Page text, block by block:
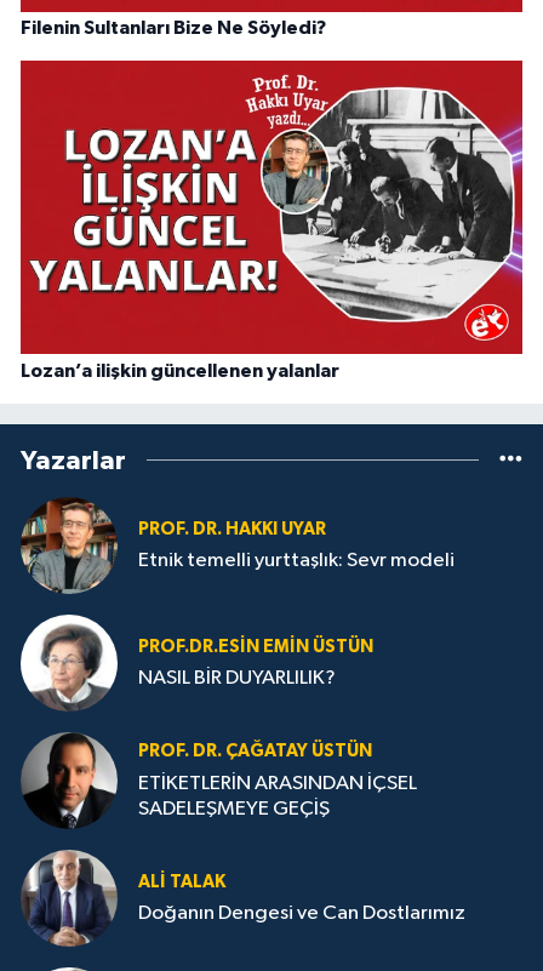
Filenin Sultanları Bize Ne Söyledi?
Lozan’a ilişkin güncellenen yalanlar
Yazarlar
PROF. DR. HAKKI UYAR
Etnik temelli yurttaşlık: Sevr modeli
PROF.DR.ESIN EMIN ÜSTÜN
NASIL BİR DUYARLILIK?
PROF. DR. ÇAĞATAY ÜSTÜN
ETİKETLERİN ARASINDAN İÇSEL
SADELEŞMEYE GEÇİŞ
ALI TALAK
Doğanın Dengesi ve Can Dostlarımız